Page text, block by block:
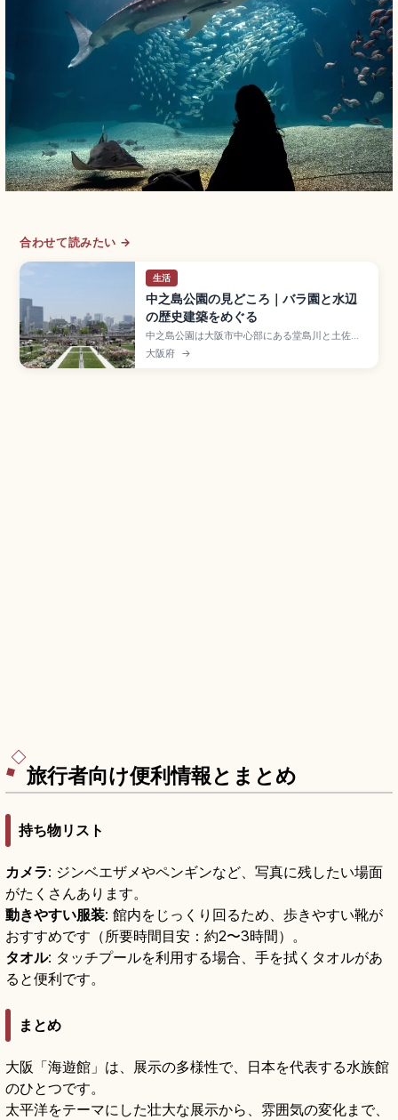
合わせて読みたい →
生活
中之島公園の見どころ｜バラ園と水辺
の歴史建築をめぐる
中之島公園は大阪市中心部にある堂島川と土佐堀
川に挟まれた約1.5kmの中州に広がる、1891年開
園の大阪初の都市公園。約310品種3,700株のバラ
大阪府 →
旅行者向け便利情報とまとめ
持ち物リスト
カメラ: ジンベエザメやペンギンなど、写真に残したい場面
がたくさんあります。
動きやすい服装: 館内をじっくり回るため、歩きやすい靴が
おすすめです（所要時間目安：約2〜3時間）。
タオル: タッチプールを利用する場合、手を拭くタオルがあ
ると便利です。
まとめ
大阪「海遊館」は、展示の多様性で、日本を代表する水族館
のひとつです。
太平洋をテーマにした壮大な展示から、雰囲気の変化まで、